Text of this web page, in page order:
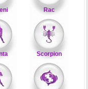
Rac
Scorpion